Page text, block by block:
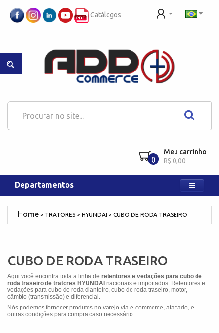
Catálogos
0
Meu carrinho
R$ 0,00
Departamentos
TRATORES HYUNDAI CUBO DE RODA TRASEIRO
CUBO DE RODA TRASEIRO
Aqui você encontra toda a linha de retentores e vedações para cubo de
roda traseiro de tratores HYUNDAI nacionais e importados. Retentores e
vedações para cubo de roda dianteiro, cubo de roda traseiro, motor,
câmbio (transmissão) e diferencial.
Nós podemos fornecer produtos no varejo via e-commerce, atacado, e
outras condições para compra caso necessário.